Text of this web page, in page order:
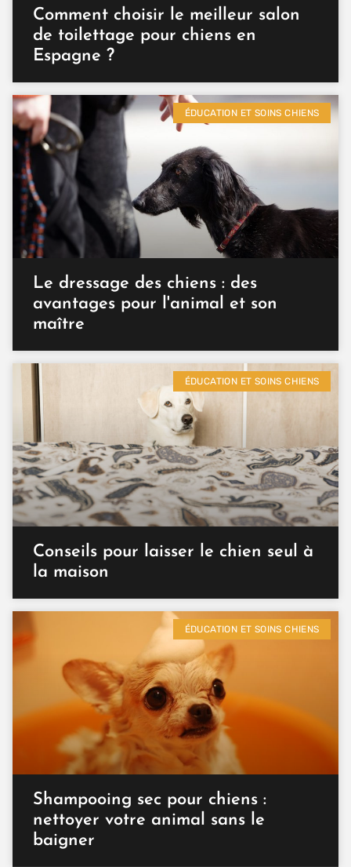
Comment choisir le meilleur salon
de toilettage pour chiens en
Espagne ?
ÉDUCATION ET SOINS CHIENS
Le dressage des chiens : des
avantages pour l'animal et son
maître
ÉDUCATION ET SOINS CHIENS
Conseils pour laisser le chien seul à
la maison
ÉDUCATION ET SOINS CHIENS
Shampooing sec pour chiens :
nettoyer votre animal sans le
baigner